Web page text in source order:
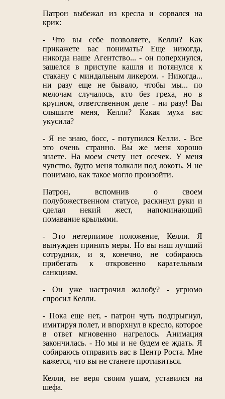
Патрон выбежал из кресла и сорвался на
крик:
- Что вы себе позволяете, Келли? Как
прикажете вас понимать? Еще никогда,
никогда наше Агентство... - он поперхнулся,
зашелся в приступе кашля и потянулся к
стакану с миндальным ликером. - Никогда...
ни разу еще не бывало, чтобы мы... по
мелочам случалось, кто без греха, но в
крупном, ответственном деле - ни разу! Вы
слышите меня, Келли? Какая муха вас
укусила?
- Я не знаю, босс, - потупился Келли. - Все
это очень странно. Вы же меня хорошо
знаете. На моем счету нет осечек. У меня
чувство, будто меня толкали под локоть. Я не
понимаю, как такое могло произойти.
Патрон, вспомнив о своем
полубожественном статусе, раскинул руки и
сделал некий жест, напоминающий
помавание крыльями.
- Это нетерпимое положение, Келли. Я
вынужден принять меры. Но вы наш лучший
сотрудник, и я, конечно, не собираюсь
прибегать к откровенно карательным
санкциям.
- Он уже настрочил жалобу? - угрюмо
спросил Келли.
- Пока еще нет, - патрон чуть подпрыгнул,
имитируя полет, и впорхнул в кресло, которое
в ответ мгновенно нагрелось. Анимация
закончилась. - Но мы и не будем ее ждать. Я
собираюсь отправить вас в Центр Роста. Мне
кажется, что вы не станете противиться.
Келли, не веря своим ушам, уставился на
шефа.